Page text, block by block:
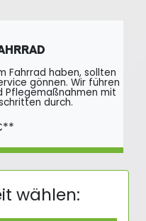
Fahrrad haben, sollten
gönnen. Wir führen
Pflegemaßnahmen mit
durch.
wählen: